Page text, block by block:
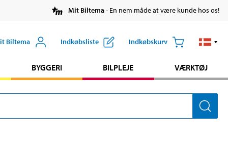
Mit Biltema- En nem måde at være kunde hos os!
Biltema Indkøbsliste Indkøbskurv
BYGGERI BILPLEJE VÆRKTØJ